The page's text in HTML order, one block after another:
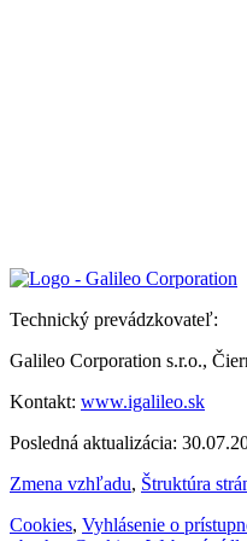
Technický prevádzkovateľ:
Galileo Corporation s.r.o.,
Kontakt: www.igalileo.sk
Posledná aktualizácia:
Zmena vzhľadu, Štruktúra
Cookies, Vyhlásenie o